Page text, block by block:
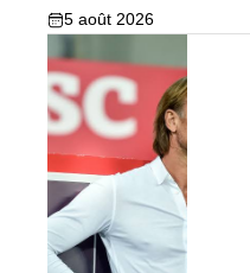
5 août 2026